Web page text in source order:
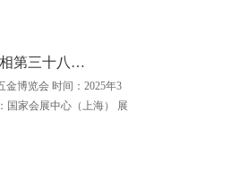
第三十八…
金博览会 时间：2025年3
国家会展中心（上海） 展